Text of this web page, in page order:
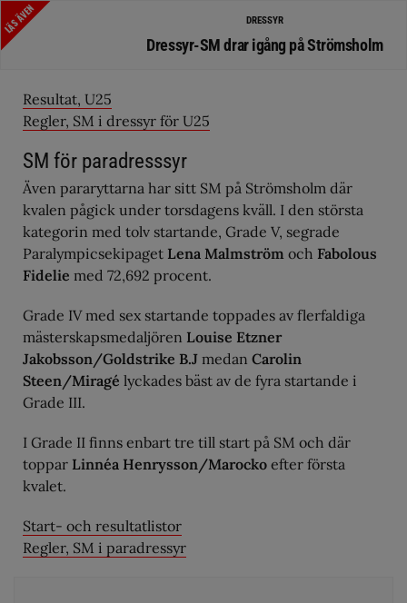
LÄS ÄVEN DRESSYR
Dressyr-SM drar igång på Strömsholm
Resultat, U25
Regler, SM i dressyr för U25
SM för paradresssyr
Även pararyttarna har sitt SM på Strömsholm där
kvalen pågick under torsdagens kväll. I den största
kategorin med tolv startande, Grade V, segrade
Paralympicsekipaget Lena Malmström och Fabolous
Fidelie med 72,692 procent.
Grade IV med sex startande toppades av flerfaldiga
mästerskapsmedaljören Louise Etzner
Jakobsson/Goldstrike B.J medan Carolin
Steen/Miragé lyckades bäst av de fyra startande i
Grade III.
I Grade II finns enbart tre till start på SM och där
toppar Linnéa Henrysson/Marocko efter första
kvalet.
Start- och resultatlistor
Regler, SM i paradressyr